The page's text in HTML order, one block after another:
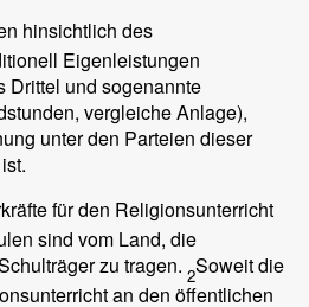
hinsichtlich des
Eigenleistungen
Drittel und sogenannte
vergleiche Anlage),
unter den Parteien dieser
für den Religionsunterricht
sind vom Land, die
zu tragen. 2Soweit die
an den öffentlichen